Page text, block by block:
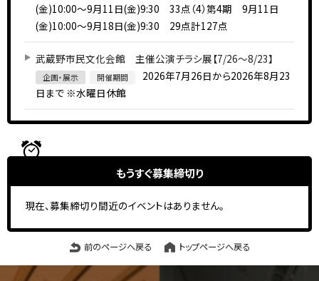
(金)10:00～9月11日(金)9:30 33点（4）第4期 9月11日
(金)10:00～9月18日(金)9:30 29点計127点
武蔵野市民文化会館 主催公演チラシ展【7/26～8/23】
企画・展示 開催期間
2026年7月26日から2026年8月23
日まで ※水曜日休館
もうすぐ募集締切り
現在、募集締切り間近のイベントはありません。
前のページへ戻る トップページへ戻る